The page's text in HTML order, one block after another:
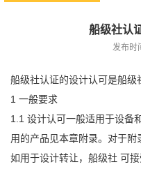
船级社认
发布时
船级社认证的设计认可是船级
1 一般要求
1.1 设计认可一般适用于设备
用的产品见本章附录。对于附
如用于设计转让，船级社 可